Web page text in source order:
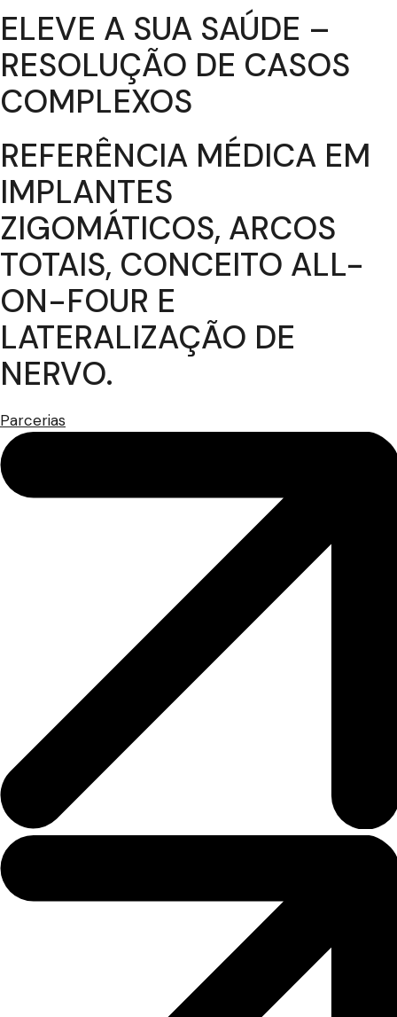
ELEVE A SUA SAÚDE –
RESOLUÇÃO DE CASOS
COMPLEXOS
REFERÊNCIA MÉDICA EM
IMPLANTES
ZIGOMÁTICOS, ARCOS
TOTAIS, CONCEITO ALL-
ON-FOUR E
LATERALIZAÇÃO DE
NERVO.
Parcerias